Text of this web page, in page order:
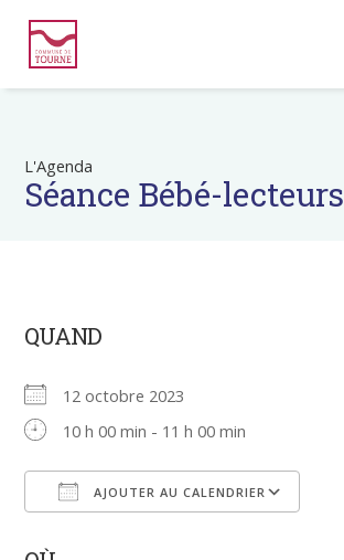
L'Agenda
Séance Bébé-lecteurs
QUAND
12 octobre 2023
10 h 00 min - 11 h 00 min
AJOUTER AU CALENDRIER